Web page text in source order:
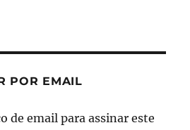
POR EMAIL
de email para assinar este